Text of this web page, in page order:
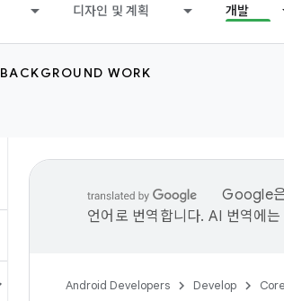
디자인 및 계획 개발
BACKGROUND WORK
Google
언어로 번역합니다. AI 번역에
Android Developers Develop